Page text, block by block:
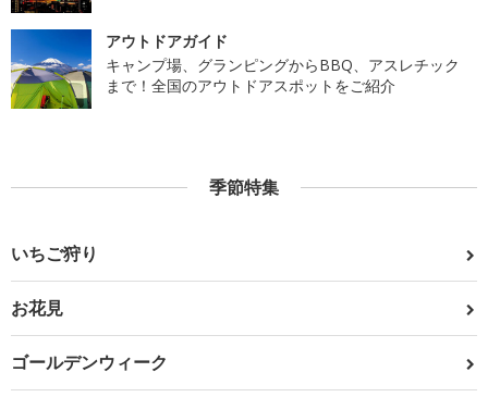
アウトドアガイド
キャンプ場、グランピングからBBQ、アスレチック
まで！全国のアウトドアスポットをご紹介
季節特集
いちご狩り
お花見
ゴールデンウィーク